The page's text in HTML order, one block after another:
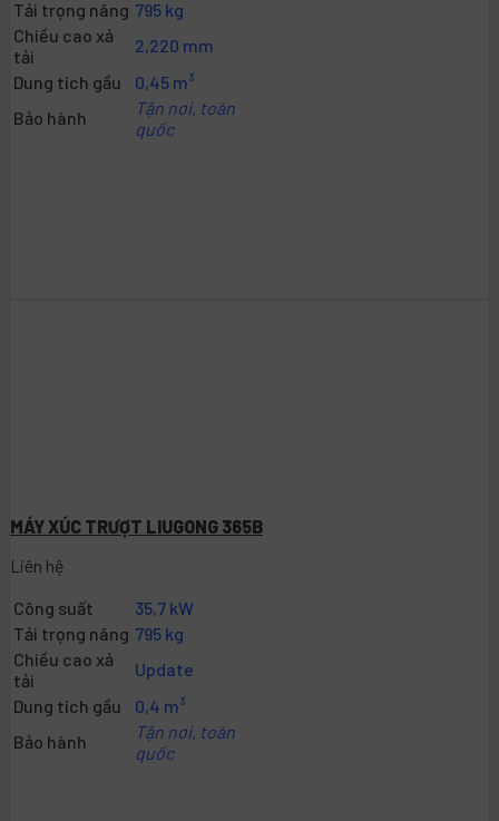
Tải trọng nâng 795 kg
Chiều cao xả
tải
2,220 mm
Dung tích gầu
0,45 m³
Bảo hành
Tận nơi, toàn
quốc
MÁY XÚC TRƯỢT LIUGONG 365B
Liên hệ
Công suất
35,7 kW
Tải trọng nâng 795 kg
Chiều cao xả
tải
Update
Dung tích gầu
0,4 m³
Bảo hành
Tận nơi, toàn
quốc